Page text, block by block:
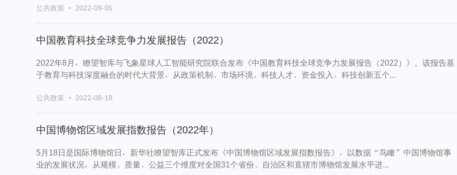
公共政策 · 2022-09-05
中国教育科技全球竞争力发展报告（2022）
2022年8月，瞭望智库与飞象星球人工智能研究院联合发布《中国教育科技全球竞争力发展报告（2022）》。该报告基
于教育与科技深度融合的时代大背景，从政策机制、市场环境、科技人才、资金投入、科技创新五个...
公共政策 · 2022-08-18
中国博物馆区域发展指数报告（2022年）
5月18日是国际博物馆日，新华社瞭望智库正式发布《中国博物馆区域发展指数报告》，以数据“鸟瞰”中国博物馆事
业的发展状况，从规模、质量、公益三个维度对全国31个省份、自治区和直辖市博物馆发展水平进...